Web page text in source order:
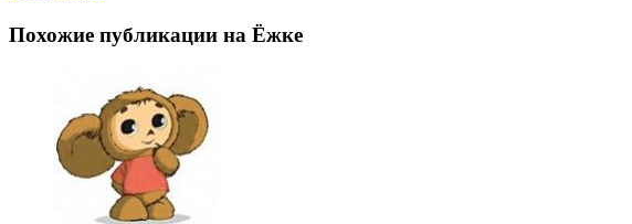
Похожие публикации на Ёжке